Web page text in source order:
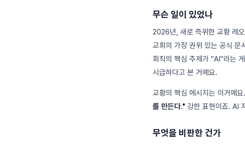
무슨 일이 있었나
2026년, 새로 즉위한 교황 레
교회의 가장 권위 있는 공식 문
회칙의 핵심 주제가 "AI"라는
시급하다고 본 거예요.
교황의 핵심 메시지는 이거예요.
를 만든다." 강한 표현이죠. AI
무엇을 비판한 건가